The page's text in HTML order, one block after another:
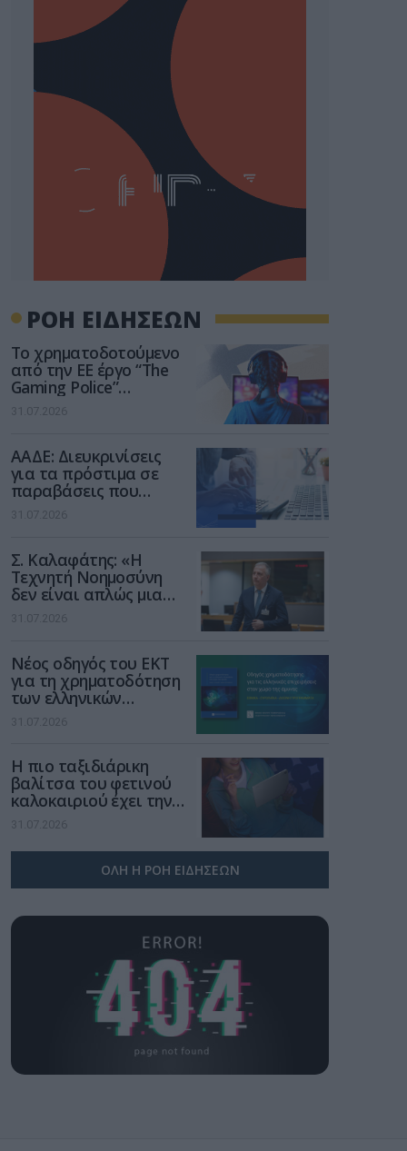
ΡΟΗ ΕΙΔΗΣΕΩΝ
Το χρηματοδοτούμενο
από την ΕΕ έργο “The
Gaming Police”
ενισχύει την ασφάλεια
των παιδιών στο
31.07.2026
ΑΑΔΕ: Διευκρινίσεις
για τα πρόστιμα σε
παραβάσεις που
αφορούν τους ΦΗΜ
31.07.2026
Σ. Καλαφάτης: «Η
Τεχνητή Νοημοσύνη
δεν είναι απλώς μια
νέα τεχνολογία, είναι
μια νέα βιομηχανική
31.07.2026
Νέος οδηγός του ΕΚΤ
για τη χρηματοδότηση
των ελληνικών
επιχειρήσεων στον
χώρο της άμυνας
31.07.2026
Η πιο ταξιδιάρικη
βαλίτσα του φετινού
καλοκαιριού έχει την
υπογραφή της Xiaomi
31.07.2026
ΟΛΗ Η ΡΟΗ ΕΙΔΗΣΕΩΝ